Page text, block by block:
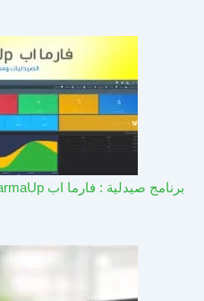
برنامج صيدلية : فارما اب PharmaUp​